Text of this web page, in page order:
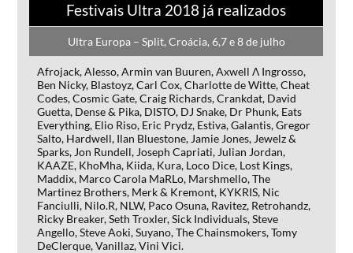
Festivais Ultra 2018 já realizados
Ultra Europa – Split, Croácia, 6,7 e 8 de julho
Afrojack, Alesso, Armin van Buuren, Axwell Λ Ingrosso,
Ben Nicky, Blastoyz, Carl Cox, Charlotte de Witte, Cheat
Codes, Cosmic Gate, Craig Richards, Crankdat, David
Guetta, Dense & Pika, DISTO, DJ Snake, Dr Phunk, Eats
Everything, Elio Riso, Eric Prydz, Estiva, Galantis, Gregor
Salto, Hardwell, Ilan Bluestone, Jamie Jones, Jewelz &
Sparks, Jon Rundell, Joseph Capriati, Julian Jordan,
KAAZE, KhoMha, Kiida, Kura, Loco Dice, Lost Kings,
Maddix, Marco Carola MaRLo, Marshmello, The
Martinez Brothers, Merk & Kremont, KYKRIS, Nic
Fanciulli, Nilo.R, NLW, Paco Osuna, Ravitez, Retrohandz,
Ricky Breaker, Seth Troxler, Sick Individuals, Steve
Angello, Steve Aoki, Suyano, The Chainsmokers, Tomy
DeClerque, Vanillaz, Vini Vici.